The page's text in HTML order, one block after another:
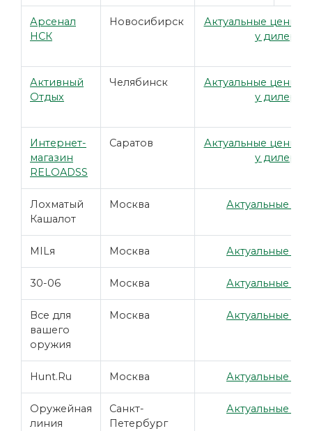
Арсенал
НСК
Новосибирск
Актуальные цены
у дилера
Активный
Отдых
Челябинск
Актуальные цены
у дилера
Интернет-
магазин
RELOADSS
Саратов
Актуальные цены
у дилера
Лохматый
Кашалот
Москва Актуальные
MILя Москва Актуальные
30-06 Москва Актуальные
Все для
вашего
оружия
Москва Актуальные
Hunt.Ru Москва Актуальные
Оружейная
линия
Санкт-
Петербург
Актуальные